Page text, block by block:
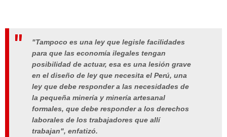
"Tampoco es una ley que legisle facilidades
para que las economía ilegales tengan
posibilidad de actuar, esa es una lesión grave
en el diseño de ley que necesita el Perú, una
ley que debe responder a las necesidades de
la pequeña minería y minería artesanal
formales, que debe responder a los derechos
laborales de los trabajadores que allí
trabajan", enfatizó.